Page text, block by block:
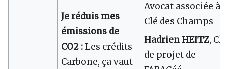
Je réduis mes
émissions de
CO2 :Les crédits
Carbone, ça vaut
Avocat associée à
Clé des Champs
Hadrien HEITZ,
de projet de